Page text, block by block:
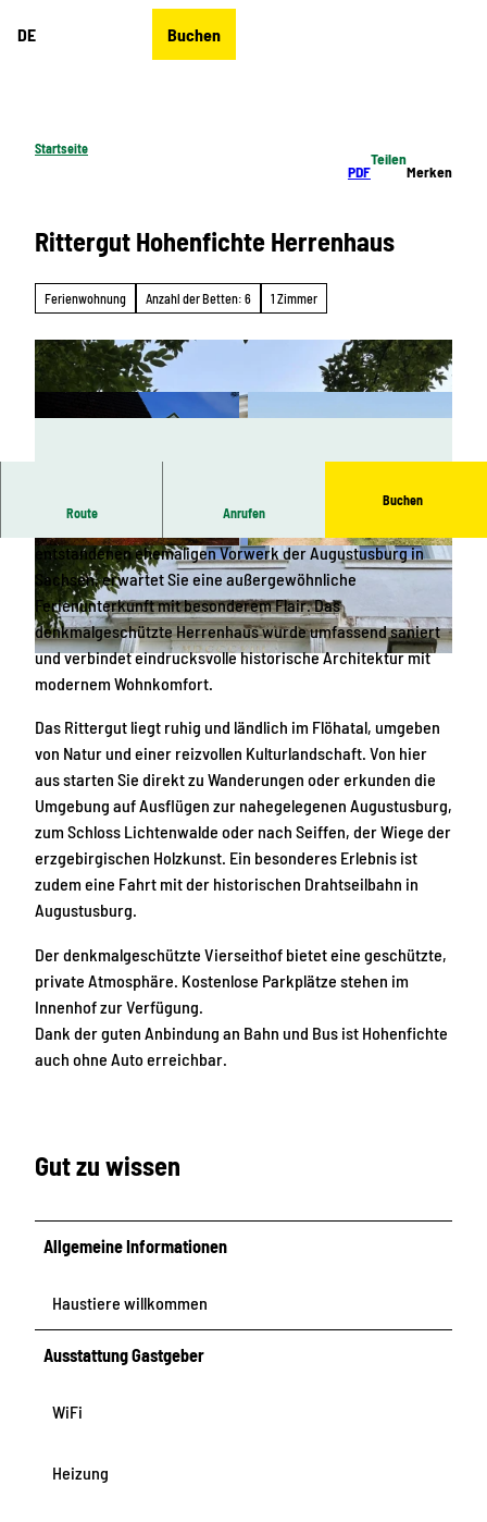
DE Buchen
Startseite
PDF
Teilen
Merken
Rittergut Hohenfichte Herrenhaus
Ferienwohnung Anzahl der Betten: 6 1 Zimmer
© Jörg Albersmeier |CC-BY-SA
© Jörg Albersmeier |CC-BY-SA © Jörg Albersmeier | CC-BY-SA
Route Anrufen
Buchen
entstandenen ehemaligen Vorwerk der Augustusburg in
Sachsen, erwartet Sie eine außergewöhnliche
Ferienunterkunft mit besonderem Flair. Das
denkmalgeschützte Herrenhaus wurde umfassend saniert
und verbindet eindrucksvolle historische Architektur mit
modernem Wohnkomfort.
Das Rittergut liegt ruhig und ländlich im Flöhatal, umgeben
von Natur und einer reizvollen Kulturlandschaft. Von hier
aus starten Sie direkt zu Wanderungen oder erkunden die
Umgebung auf Ausflügen zur nahegelegenen Augustusburg,
zum Schloss Lichtenwalde oder nach Seiffen, der Wiege der
erzgebirgischen Holzkunst. Ein besonderes Erlebnis ist
zudem eine Fahrt mit der historischen Drahtseilbahn in
Augustusburg.
Der denkmalgeschützte Vierseithof bietet eine geschützte,
private Atmosphäre. Kostenlose Parkplätze stehen im
Innenhof zur Verfügung.
Dank der guten Anbindung an Bahn und Bus ist Hohenfichte
auch ohne Auto erreichbar.
Gut zu wissen
Allgemeine Informationen
Haustiere willkommen
Ausstattung Gastgeber
WiFi
Heizung